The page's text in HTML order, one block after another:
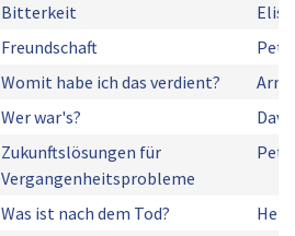
Bitterkeit
Freundschaft
Womit habe ich das verdient?
Wer war's?
Zukunftslösungen für
Vergangenheitsprobleme
Was ist nach dem Tod?